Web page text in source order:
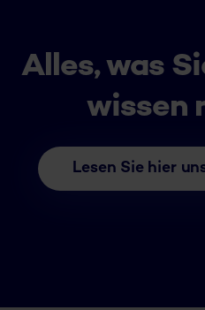
Alles, was
wissen
Lesen Sie hier